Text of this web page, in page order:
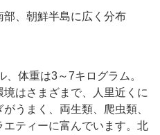
、朝鮮半島に広く分布
体重は3～7キログラム。
はさまざまで、人里近くに
うまく、両生類、爬虫類、
ティーに富んでいます。北